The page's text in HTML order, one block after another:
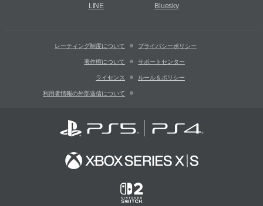
LINE Bluesky
レーティング制度について プライバシーポリシー
著作権について サポートセンター
ライセンス ルール＆ポリシー
利用者情報の外部送信について